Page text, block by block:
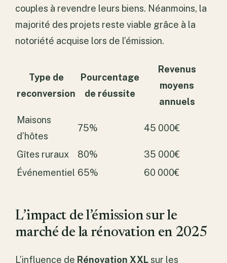
couples à revendre leurs biens. Néanmoins, la
majorité des projets reste viable grâce à la
notoriété acquise lors de l’émission.
Type de
reconversion
Pourcentage
de réussite
Revenus
moyens
annuels
Maisons
d’hôtes
75% 45 000€
Gîtes ruraux 80%
35 000€
Événementiel 65% 60 000€
L’impact de l’émission sur le
marché de la rénovation en 2025
L’influence de Rénovation XXLsur les